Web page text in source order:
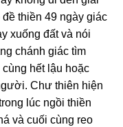
thiền 49 ngày giác
xuống đất và nói
chánh giác tìm
hết lậu hoặc
Chư thiên hiện
lúc ngồi thiền
và cuối cùng reo